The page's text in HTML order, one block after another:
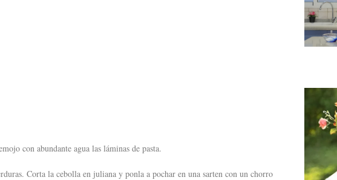
con abundante agua las láminas de pasta.
Corta la cebolla en juliana y ponla a pochar en una sarten con un chorro